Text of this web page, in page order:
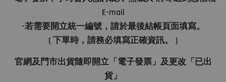
E-mail
-若需要開立統一編號，請於最後結帳頁面填寫。
( 下單時，請務必填寫正確資訊。 )
官網及門市出貨隨即開立「電子發票」及更改「已出
貨」